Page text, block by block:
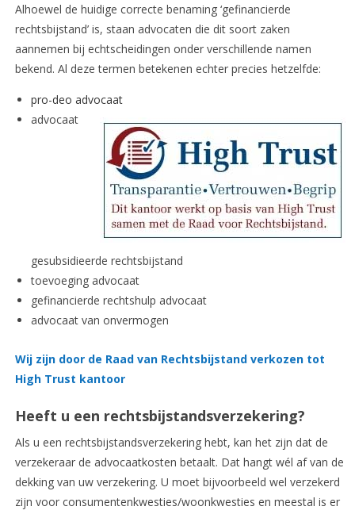
Alhoewel de huidige correcte benaming ‘gefinancierde
rechtsbijstand’ is, staan advocaten die dit soort zaken
aannemen bij echtscheidingen onder verschillende namen
bekend. Al deze termen betekenen echter precies hetzelfde:
pro-deo advocaat
advocaat
gesubsidieerde rechtsbijstand
toevoeging advocaat
gefinancierde rechtshulp advocaat
advocaat van onvermogen
Wij zijn door de Raad van Rechtsbijstand verkozen tot
High Trust kantoor
Heeft u een rechtsbijstandsverzekering?
Als u een rechtsbijstandsverzekering hebt, kan het zijn dat de
verzekeraar de advocaatkosten betaalt. Dat hangt wél af van de
dekking van uw verzekering. U moet bijvoorbeeld wel verzekerd
zijn voor consumentenkwesties/woonkwesties en meestal is er